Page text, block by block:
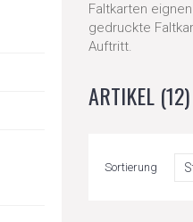
Faltkarten
gedruckte
Auftritt.
ARTIKEL (12)
Sortierung